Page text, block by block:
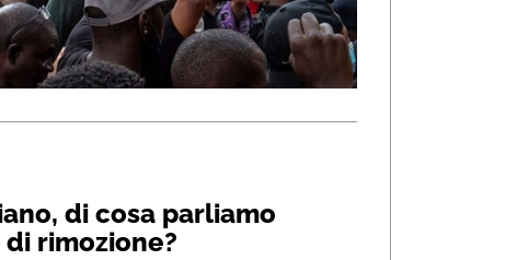
di cosa parliamo
rimozione?